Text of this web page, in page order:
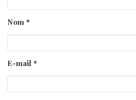
Nom *
E-mail *